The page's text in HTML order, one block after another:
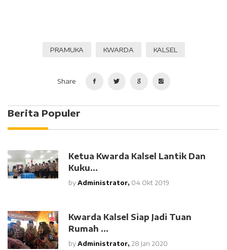
PRAMUKA KWARDA KALSEL
Share
Berita Populer
Ketua Kwarda Kalsel Lantik Dan
Kuku...
by Administrator, 04 Okt 2019
Kwarda Kalsel Siap Jadi Tuan
Rumah ...
by Administrator, 28 Jan 2020